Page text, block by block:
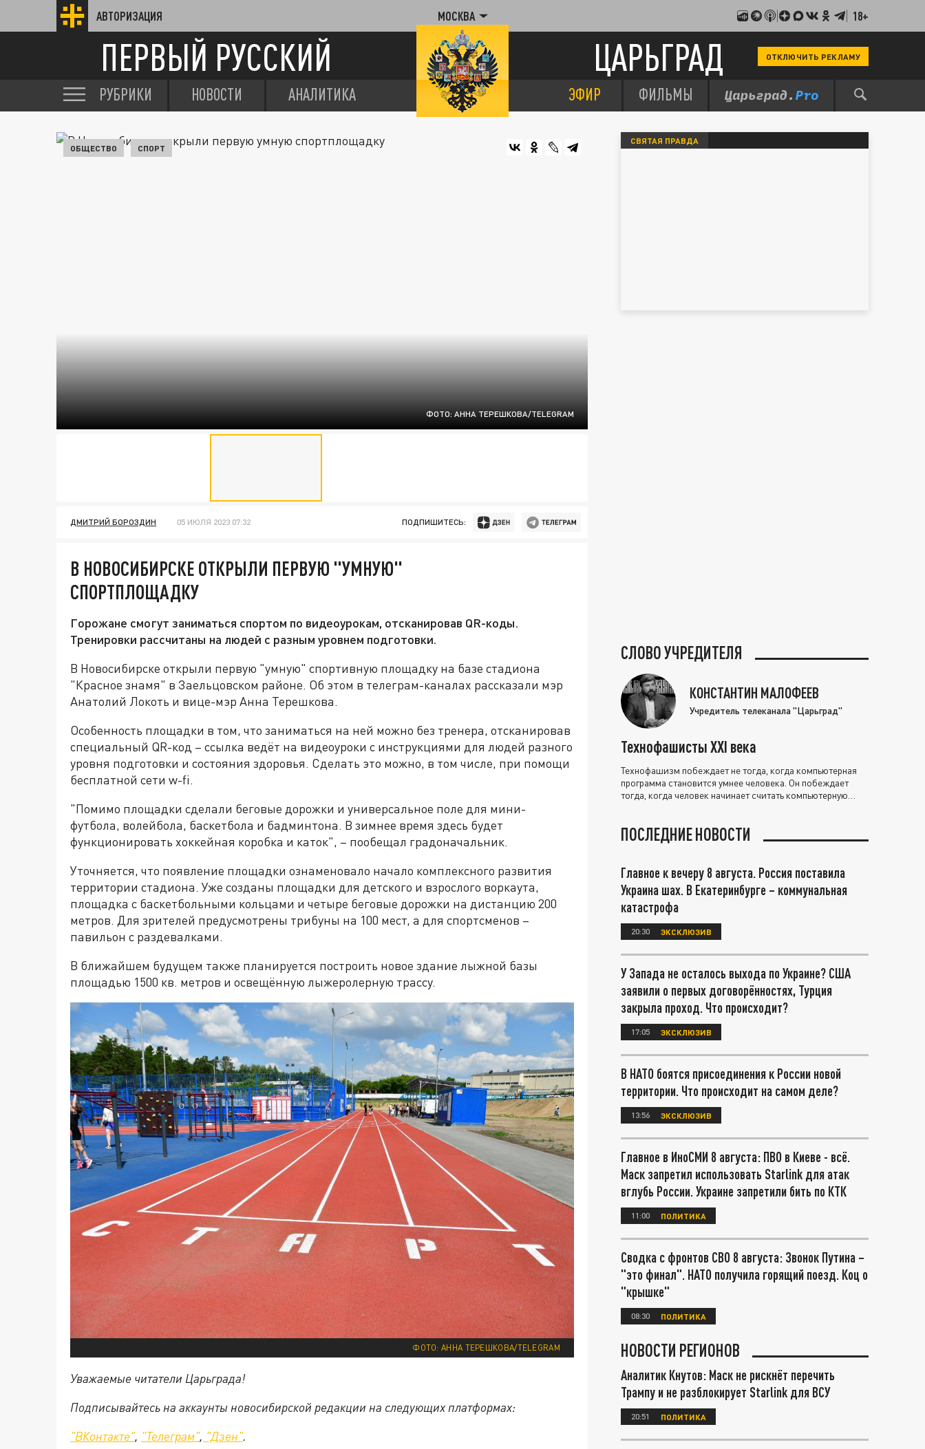
АВТОРИЗАЦИЯ МОСКВА 18+
ПЕРВЫЙ РУССКИЙ ЦАРЬГРАД ОТКЛЮЧИТЬ РЕКЛАМУ
РУБРИКИ НОВОСТИ АНАЛИТИКА ЭФИР ФИЛЬМЫ
ФОТО: АННА ТЕРЕШКОВА/TELEGRAM
ОБЩЕСТВО СПОРТ
ДМИТРИЙ БОРОЗДИН 05 ИЮЛЯ 2023 07:32 ПОДПИШИТЕСЬ:
В НОВОСИБИРСКЕ ОТКРЫЛИ ПЕРВУЮ "УМНУЮ"
СПОРТПЛОЩАДКУ
Горожане смогут заниматься спортом по видеоурокам, отсканировав QR-коды.
Тренировки рассчитаны на людей с разным уровнем подготовки.
В Новосибирске открыли первую "умную" спортивную площадку на базе стадиона
"Красное знамя" в Заельцовском районе. Об этом в телеграм-каналах рассказали мэр
Анатолий Локоть и вице-мэр Анна Терешкова.
Особенность площадки в том, что заниматься на ней можно без тренера, отсканировав
специальный QR-код – ссылка ведёт на видеоуроки с инструкциями для людей разного
уровня подготовки и состояния здоровья. Сделать это можно, в том числе, при помощи
бесплатной сети w-fi.
"Помимо площадки сделали беговые дорожки и универсальное поле для мини-
футбола, волейбола, баскетбола и бадминтона. В зимнее время здесь будет
функционировать хоккейная коробка и каток", – пообещал градоначальник.
Уточняется, что появление площадки ознаменовало начало комплексного развития
территории стадиона. Уже созданы площадки для детского и взрослого воркаута,
площадка с баскетбольными кольцами и четыре беговые дорожки на дистанцию 200
метров. Для зрителей предусмотрены трибуны на 100 мест, а для спортсменов –
павильон с раздевалками.
В ближайшем будущем также планируется построить новое здание лыжной базы
площадью 1500 кв. метров и освещённую лыжеролерную трассу.
ФОТО: АННА ТЕРЕШКОВА/TELEGRAM
Уважаемые читатели Царьграда!
Подписывайтесь на аккаунты новосибирской редакции на следующих платформах:
"ВКонтакте", "Телеграм", "Дзен".
СВЯТАЯ ПРАВДА
СЛОВО УЧРЕДИТЕЛЯ
КОНСТАНТИН МАЛОФЕЕВ
Учредитель телеканала "Царьград"
Технофашисты XXI века
Технофашизм побеждает не тогда, когда компьютерная
программа становится умнее человека. Он побеждает
тогда, когда человек начинает считать компьютерную
ПОСЛЕДНИЕ НОВОСТИ
Главное к вечеру 8 августа. Россия поставила
Украина шах. В Екатеринбурге – коммунальная
катастрофа
20:30 ЭКСКЛЮЗИВ
У Запада не осталось выхода по Украине? США
заявили о первых договорённостях, Турция
закрыла проход. Что происходит?
17:05 ЭКСКЛЮЗИВ
В НАТО боятся присоединения к России новой
территории. Что происходит на самом деле?
13:56 ЭКСКЛЮЗИВ
Главное в ИноСМИ 8 августа: ПВО в Киеве - всё.
Маск запретил использовать Starlink для атак
вглубь России. Украине запретили бить по КТК
11:00 ПОЛИТИКА
Сводка с фронтов СВО 8 августа: Звонок Путина –
"это финал". НАТО получила горящий поезд. Коц о
"крышке"
08:30 ПОЛИТИКА
НОВОСТИ РЕГИОНОВ
Аналитик Кнутов: Маск не рискнёт перечить
Трампу и не разблокирует Starlink для ВСУ
20:51 ПОЛИТИКА